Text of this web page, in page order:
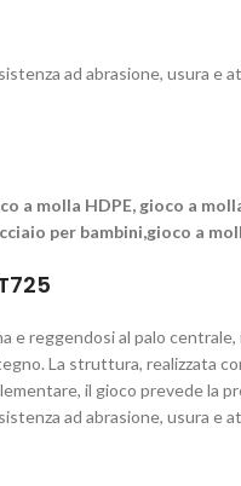
ad abrasione, usura
a molla HDPE, gioco a
per bambini,gioco a
e reggendosi al palo
La struttura, realizzata
il gioco prevede la
ad abrasione, usura